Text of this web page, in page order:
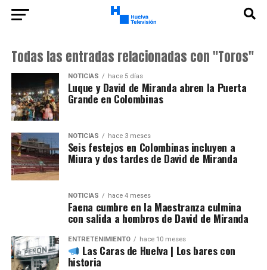
Todas las entradas relacionadas con "Toros"
NOTICIAS hace 5 días
Luque y David de Miranda abren la Puerta
Grande en Colombinas
NOTICIAS hace 3 meses
Seis festejos en Colombinas incluyen a
Miura y dos tardes de David de Miranda
NOTICIAS hace 4 meses
Faena cumbre en la Maestranza culmina
con salida a hombros de David de Miranda
ENTRETENIMIENTO hace 10 meses
Las Caras de Huelva | Los bares con
historia